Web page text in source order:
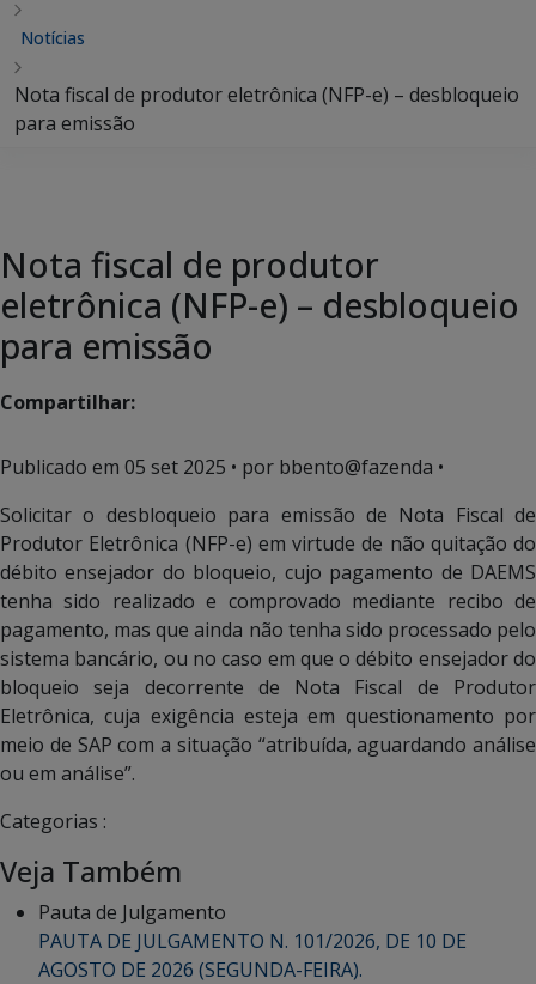
Notícias
Nota fiscal de produtor eletrônica (NFP-e) – desbloqueio
para emissão
Nota fiscal de produtor
eletrônica (NFP-e) – desbloqueio
para emissão
Compartilhar:
Publicado em 05 set 2025 • por bbento@fazenda •
Solicitar o desbloqueio para emissão de Nota Fiscal de
Produtor Eletrônica (NFP-e) em virtude de não quitação do
débito ensejador do bloqueio, cujo pagamento de DAEMS
tenha sido realizado e comprovado mediante recibo de
pagamento, mas que ainda não tenha sido processado pelo
sistema bancário, ou no caso em que o débito ensejador do
bloqueio seja decorrente de Nota Fiscal de Produtor
Eletrônica, cuja exigência esteja em questionamento por
meio de SAP com a situação “atribuída, aguardando análise
ou em análise”.
Categorias :
Veja Também
Pauta de Julgamento
PAUTA DE JULGAMENTO N. 101/2026, DE 10 DE
AGOSTO DE 2026 (SEGUNDA-FEIRA).